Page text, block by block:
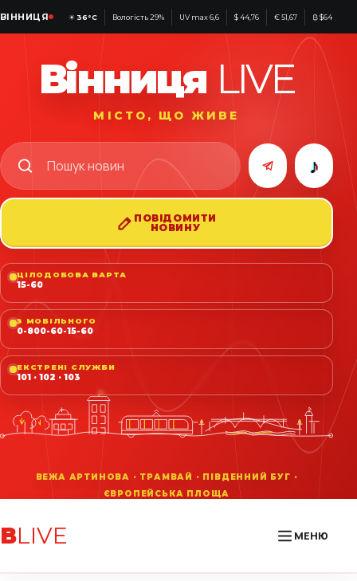
ВІННИЦЯ ☀ 36°C Вологість 29% UV max 6,6 $ 44,76 € 51,67 ₿ $64 218
Вінниця LIVE
МІСТО, ЩО ЖИВЕ
♪
ПОВІДОМИТИ
НОВИНУ
ЦІЛОДОБОВА ВАРТА
15-60
З МОБІЛЬНОГО
0-800-60-15-60
ЕКСТРЕНІ СЛУЖБИ
101 · 102 · 103
ВLIVE МЕНЮ